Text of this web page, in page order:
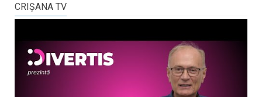
CRIŞANA TV